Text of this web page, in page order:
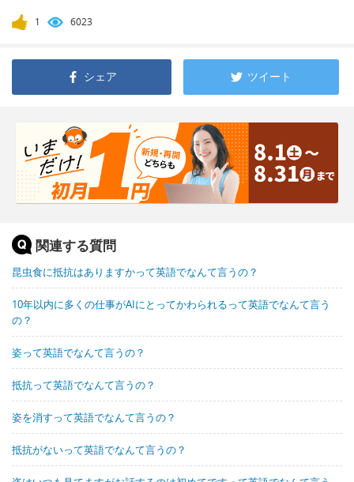
1 6023
シェア ツイート
関連する質問
昆虫食に抵抗はありますかって英語でなんて言うの？
10年以内に多くの仕事がAIにとってかわられるって英語でなんて言う
の？
姿って英語でなんて言うの？
抵抗って英語でなんて言うの？
姿を消すって英語でなんて言うの？
抵抗がないって英語でなんて言うの？